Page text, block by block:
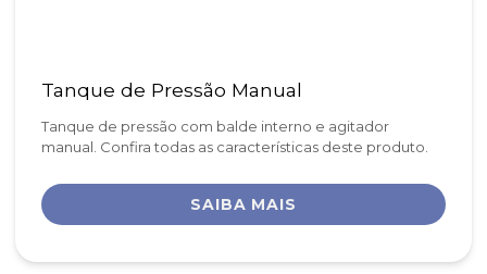
Tanque de Pressão Manual
Tanque de pressão com balde interno e agitador
manual. Confira todas as características deste produto.
SAIBA MAIS